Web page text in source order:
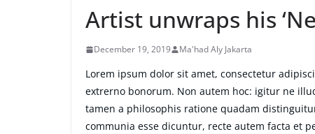
Artist unwraps his
December 19, 2019 Ma'had Aly Jakarta
Lorem ipsum dolor sit amet, consectetur
extrerno bonorum. Non autem hoc: igitur ne
tamen a philosophis ratione quadam
communia esse dicuntur, recte autem facta et